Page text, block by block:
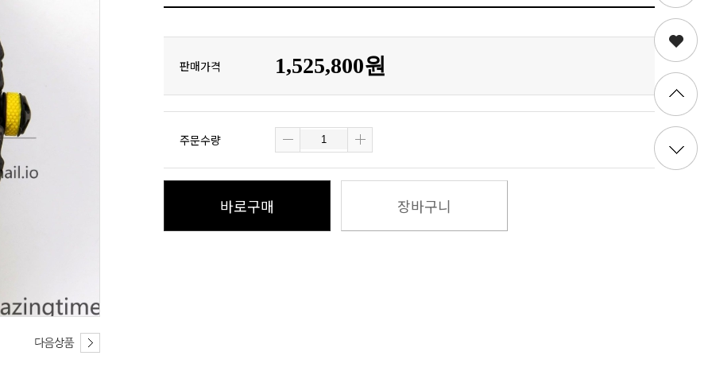
판매가격 1,525,800원
주문수량
바로구매 장바구니